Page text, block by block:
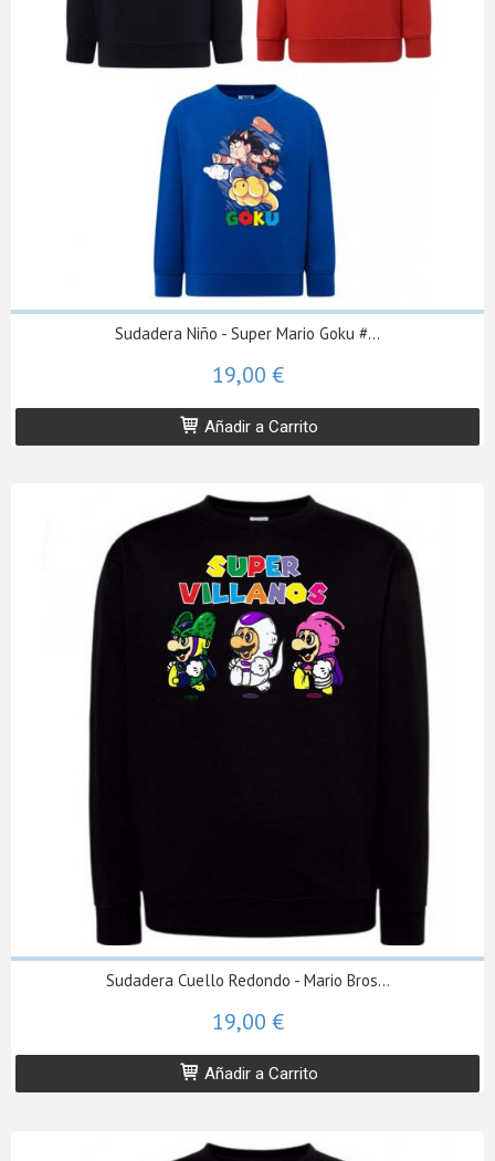
Sudadera Niño - Super Mario Goku #...
19,00 €
Añadir a Carrito
Sudadera Cuello Redondo - Mario Bros...
19,00 €
Añadir a Carrito